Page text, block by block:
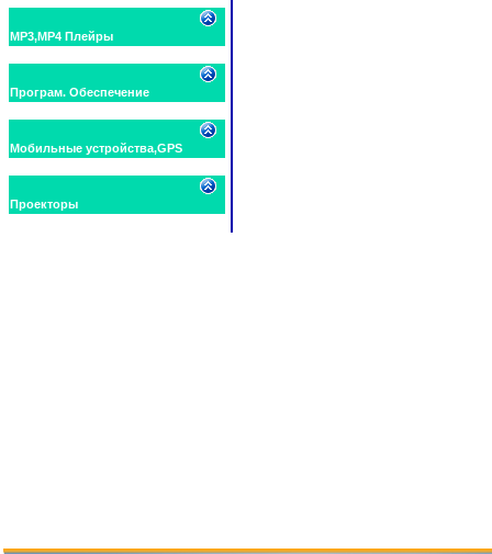
MP3,MP4 Плейры
Програм. Обеспечение
Мобильные устройства,GPS
Проекторы